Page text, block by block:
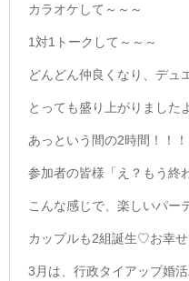
カラオケして～～～
1対1トークして～～～
どんどん仲良くなり、デ
とっても盛り上がりました
あっという間の2時間！！！
参加者の皆様「え？もう終
こんな感じで、楽しいパー
カップルも2組誕生♡お幸せ
3月は、行政タイアップ婚